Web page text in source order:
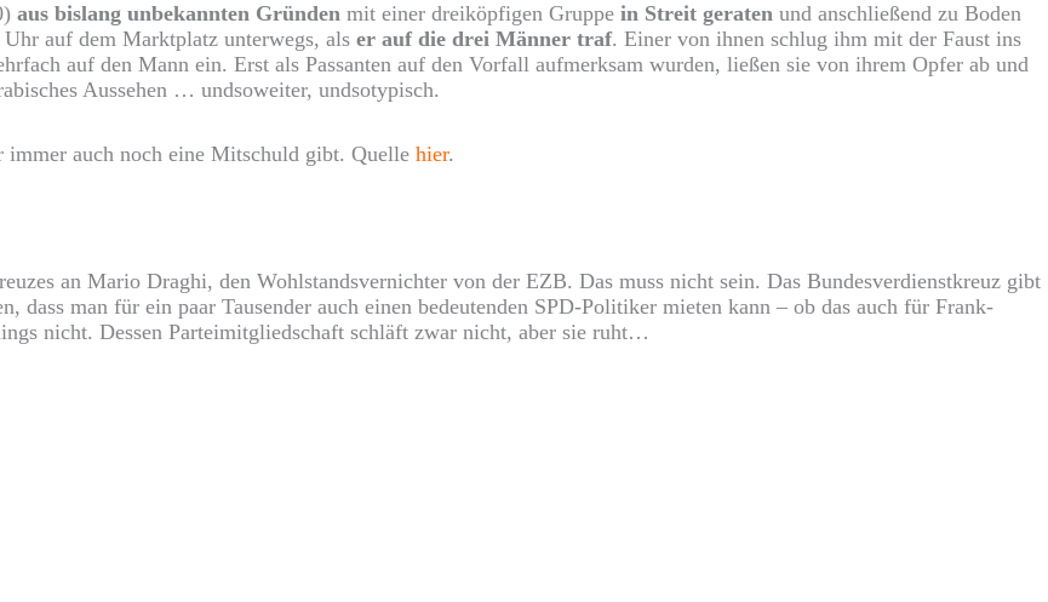
aus bislang unbekannten Gründen mit einer dreiköpfigen Gruppe in Streit geraten und anschließend zu Boden
auf dem Marktplatz unterwegs, als er auf die drei Männer traf. Einer von ihnen schlug ihm mit der Faust ins
auf den Mann ein. Erst als Passanten auf den Vorfall aufmerksam wurden, ließen sie von ihrem Opfer ab und
Aussehen … undsoweiter, undsotypisch.
auch noch eine Mitschuld gibt. Quelle hier.
an Mario Draghi, den Wohlstandsvernichter von der EZB. Das muss nicht sein. Das Bundesverdienstkreuz gibt
dass man für ein paar Tausender auch einen bedeutenden SPD-Politiker mieten kann – ob das auch für Frank-
nicht. Dessen Parteimitgliedschaft schläft zwar nicht, aber sie ruht…